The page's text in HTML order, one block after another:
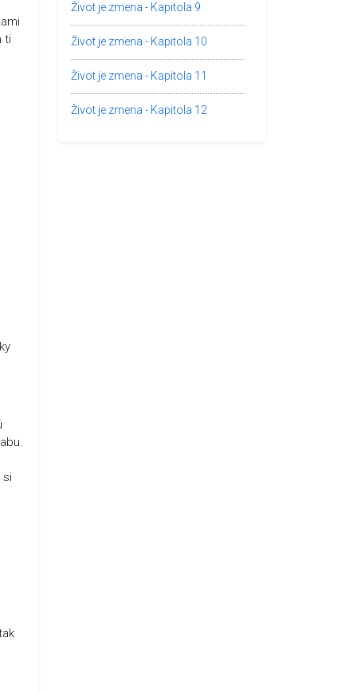
ti
si
Život je zmena - Kapitola 9
Život je zmena - Kapitola 10
Život je zmena - Kapitola 11
Život je zmena - Kapitola 12